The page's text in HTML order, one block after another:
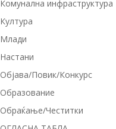
Комунална инфраструктура
Култура
Млади
Настани
Објава/Повик/Конкурс
Образование
Обраќање/Честитки